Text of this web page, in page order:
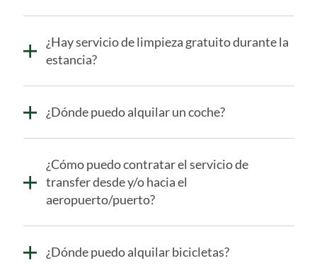
¿Hay servicio de limpieza gratuito durante la
estancia?
¿Dónde puedo alquilar un coche?
¿Cómo puedo contratar el servicio de
transfer desde y/o hacia el
aeropuerto/puerto?
¿Dónde puedo alquilar bicicletas?